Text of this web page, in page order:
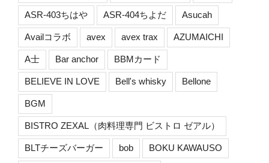
ASR-403ちはや ASR-404ちよだ Asucah
Availコラボ avex avex trax AZUMAICHI
A士 Bar anchor BBMカード
BELIEVE IN LOVE Bell's whisky Bellone
BGM
BISTRO ZEXAL（肉料理専門 ビストロ ゼアル）
BLTチーズバーガー bob BOKU KAWAUSO